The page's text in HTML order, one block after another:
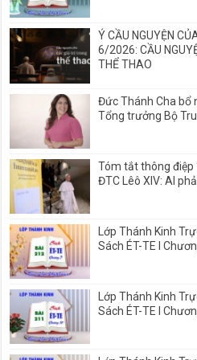
Ý CẦU NGUYỆN
6/2026: CẦU
THỂ THAO
Đức Thánh Cha bổ
Tổng trưởng Bộ
Tóm tắt thông điệp
ĐTC Lêô XIV: AI
Lớp Thánh Kinh
Sách ÉT-TE I
Lớp Thánh Kinh
Sách ÉT-TE I